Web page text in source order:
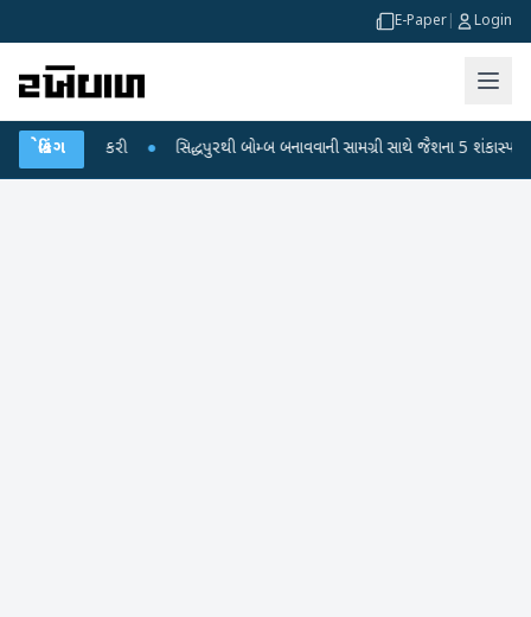
E-Paper Login
બ્રેકિંગ
કરી સિદ્ધપુરથી બોમ્બ બનાવવાની સામગ્રી સાથે જૈશના 5 શંકાસ્પદ આતંકી